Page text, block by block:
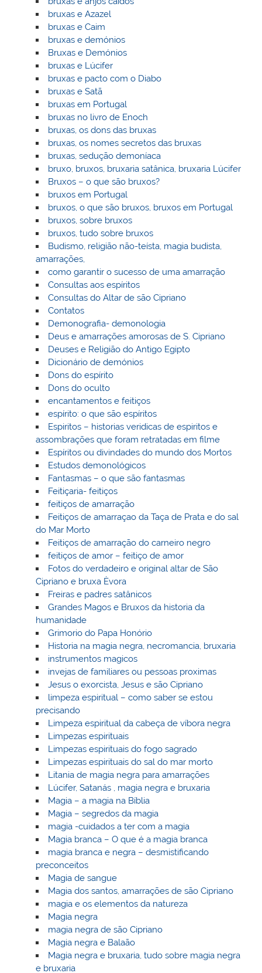
bruxas e Azazel
bruxas e Caim
bruxas e demónios
Bruxas e Demónios
bruxas e Lúcifer
bruxas e pacto com o Diabo
bruxas e Satã
bruxas em Portugal
bruxas no livro de Enoch
bruxas, os dons das bruxas
bruxas, os nomes secretos das bruxas
bruxas, sedução demoníaca
bruxo, bruxos, bruxaria satânica, bruxaria Lúcifer
Bruxos – o que são bruxos?
bruxos em Portugal
bruxos, o que são bruxos, bruxos em Portugal
bruxos, sobre bruxos
bruxos, tudo sobre bruxos
Budismo, religião não-teísta, magia budista,
amarrações,
como garantir o sucesso de uma amarração
Consultas aos espíritos
Consultas do Altar de são Cipriano
Contatos
Demonografia- demonologia
Deus e amarrações amorosas de S. Cipriano
Deuses e Religião do Antigo Egipto
Dicionário de demónios
Dons do espírito
Dons do oculto
encantamentos e feitiços
espírito: o que são espíritos
Espiritos – historias veridicas de espiritos e
assombrações que foram retratadas em filme
Espíritos ou divindades do mundo dos Mortos
Estudos demonológicos
Fantasmas – o que são fantasmas
Feitiçaria- feitiços
feitiços de amarração
Feitiços de amarraçao da Taça de Prata e do sal
do Mar Morto
Feitiços de amarração do carneiro negro
feitiços de amor – feitiço de amor
Fotos do verdadeiro e original altar de São
Cipriano e bruxa Èvora
Freiras e padres satânicos
Grandes Magos e Bruxos da historia da
humanidade
Grimorio do Papa Honório
Historia na magia negra, necromancia, bruxaria
instrumentos magicos
invejas de familiares ou pessoas proximas
Jesus o exorcista, Jesus e são Cipriano
limpeza espiritual – como saber se estou
precisando
Limpeza espiritual da cabeça de víbora negra
Limpezas espirituais
Limpezas espirituais do fogo sagrado
Limpezas espirituais do sal do mar morto
Litania de magia negra para amarrações
Lúcifer, Satanás , magia negra e bruxaria
Magia – a magia na Bíblia
Magia – segredos da magia
magia -cuidados a ter com a magia
Magia branca – O que é a magia branca
magia branca e negra – desmistificando
preconceitos
Magia de sangue
Magia dos santos, amarrações de são Cipriano
magia e os elementos da natureza
Magia negra
magia negra de são Cipriano
Magia negra e Balaão
Magia negra e bruxaria, tudo sobre magia negra
e bruxaria